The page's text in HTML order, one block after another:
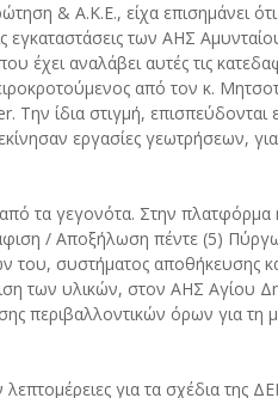
& Α.Κ.Ε., είχα επισημάνει
εγκαταστάσεις των ΑΗΣ
έχει αναλάβει αυτές τις
από τον κ.
Την ίδια στιγμή,
εργασίες γεωτρήσεων,
τα γεγονότα. Στην πλατφόρμα
/ Αποξήλωση πέντε (5)
του, συστήματος αποθήκευσης
των υλικών, στον ΑΗΣ Αγίου
περιβαλλοντικών όρων για τη
για τα σχέδια της